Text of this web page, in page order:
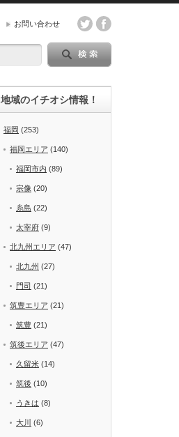
お問い合わせ
地域のイチオシ情報！
福岡 (253)
福岡エリア (140)
福岡市内 (89)
宗像 (20)
糸島 (22)
太宰府 (9)
北九州エリア (47)
北九州 (27)
門司 (21)
筑豊エリア (21)
筑豊 (21)
筑後エリア (47)
久留米 (14)
筑後 (10)
うきは (8)
大川 (6)